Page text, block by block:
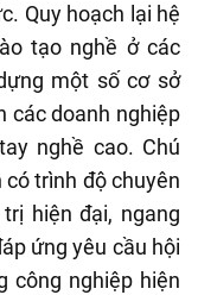
Quy hoạch lại hệ
tạo nghề ở các
một số cơ sở
các doanh nghiệp
nghề cao. Chú
trình độ chuyên
hiện đại, ngang
ứng yêu cầu hội
công nghiệp hiện